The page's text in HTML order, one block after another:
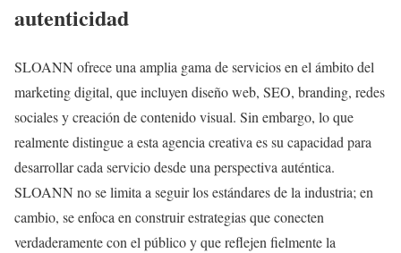
autenticidad
SLOANN ofrece una amplia gama de servicios en el ámbito del
marketing digital, que incluyen diseño web, SEO, branding, redes
sociales y creación de contenido visual. Sin embargo, lo que
realmente distingue a esta agencia creativa es su capacidad para
desarrollar cada servicio desde una perspectiva auténtica.
SLOANN no se limita a seguir los estándares de la industria; en
cambio, se enfoca en construir estrategias que conecten
verdaderamente con el público y que reflejen fielmente la